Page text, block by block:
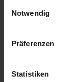
Notwendig
Präferenzen
Statistiken